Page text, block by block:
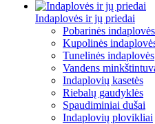
Indaplovės ir jų priedai
Pobarinės indaplovės
Kupolinės
Tunelinės indaplovės
Vandens
Indaplovių kasetės
Riebalų gaudyklės
Spaudiminiai dušai
Indaplovių plovikliai